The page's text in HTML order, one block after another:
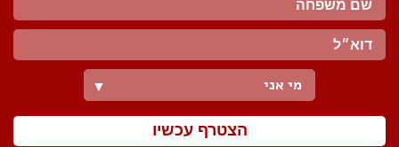
מי אני ▼
הצטרף עכשיו